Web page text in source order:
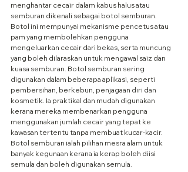
menghantar cecair dalam kabus halus atau
semburan dikenali sebagai botol semburan.
Botol ini mempunyai mekanisme pencetus atau
pam yang membolehkan pengguna
mengeluarkan cecair dari bekas, serta muncung
yang boleh dilaraskan untuk mengawal saiz dan
kuasa semburan. Botol semburan sering
digunakan dalam beberapa aplikasi, seperti
pembersihan, berkebun, penjagaan diri dan
kosmetik. Ia praktikal dan mudah digunakan
kerana mereka membenarkan pengguna
menggunakan jumlah cecair yang tepat ke
kawasan tertentu tanpa membuat kucar-kacir.
Botol semburan ialah pilihan mesra alam untuk
banyak kegunaan kerana ia kerap boleh diisi
semula dan boleh digunakan semula.